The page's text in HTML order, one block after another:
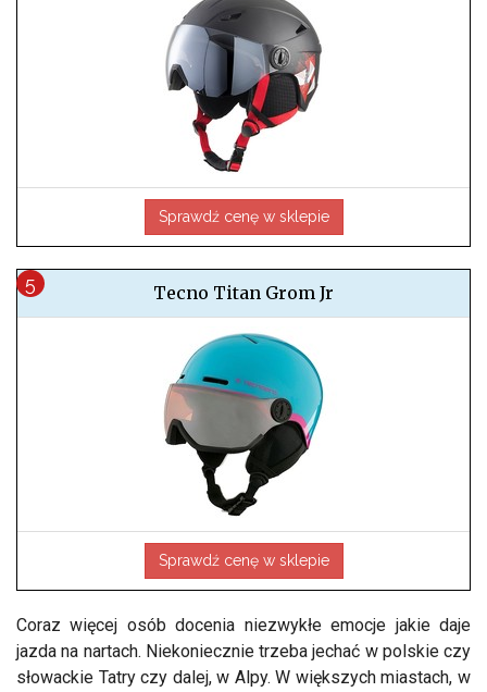
Sprawdź cenę w sklepie
Tecno Titan Grom Jr
Sprawdź cenę w sklepie
Coraz więcej osób docenia niezwykłe emocje jakie daje
jazda na nartach. Niekoniecznie trzeba jechać w polskie czy
słowackie Tatry czy dalej, w Alpy. W większych miastach, w